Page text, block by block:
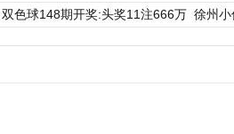
双色球148期开奖:头奖11注666万 徐州